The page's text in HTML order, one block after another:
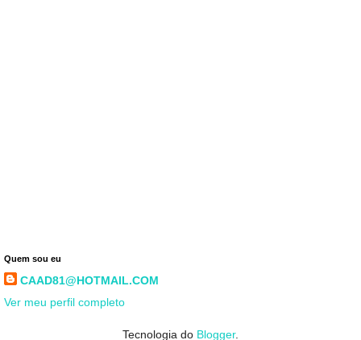
Quem sou eu
CAAD81@HOTMAIL.COM
Ver meu perfil completo
Tecnologia do Blogger.